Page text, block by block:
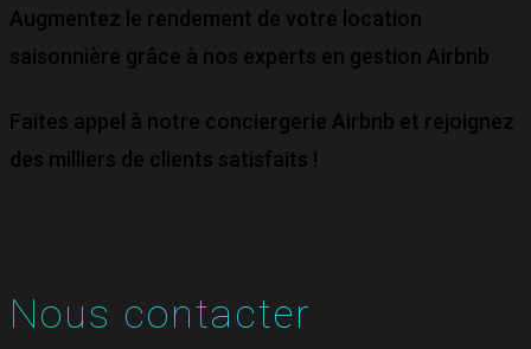
Augmentez le rendement de votre location
saisonnière grâce à nos experts en gestion Airbnb
Faites appel à notre conciergerie Airbnb et rejoignez
des milliers de clients satisfaits !
Nous contacter